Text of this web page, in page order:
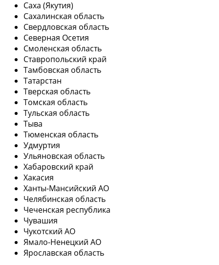
Саха (Якутия)
Сахалинская область
Свердловская область
Северная Осетия
Смоленская область
Ставропольский край
Тамбовская область
Татарстан
Тверская область
Томская область
Тульская область
Тыва
Тюменская область
Удмуртия
Ульяновская область
Хабаровский край
Хакасия
Ханты-Мансийский АО
Челябинская область
Чеченская республика
Чувашия
Чукотский АО
Ямало-Ненецкий АО
Ярославская область